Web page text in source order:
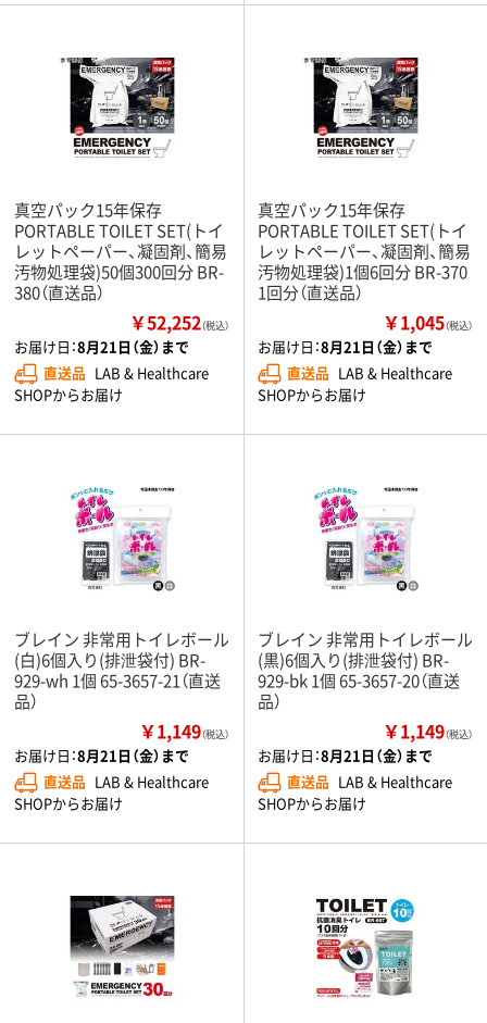
真空パック15年保存
PORTABLE TOILET SET(トイ
レットペーパー、凝固剤、簡易
汚物処理袋)50個300回分 BR-
380（直送品）
￥52,252（税込）
お届け日：8月21日（金）まで
直送品 LAB & Healthcare
SHOPからお届け
真空パック15年保存
PORTABLE TOILET SET(トイ
レットペーパー、凝固剤、簡易
汚物処理袋)1個6回分 BR-370
1回分（直送品）
￥1,045（税込）
お届け日：8月21日（金）まで
直送品 LAB & Healthcare
SHOPからお届け
ブレイン 非常用トイレボール
(白)6個入り(排泄袋付) BR-
929-wh 1個 65-3657-21（直送
品）
￥1,149（税込）
お届け日：8月21日（金）まで
直送品 LAB & Healthcare
SHOPからお届け
ブレイン 非常用トイレボール
(黒)6個入り(排泄袋付) BR-
929-bk 1個 65-3657-20（直送
品）
￥1,149（税込）
お届け日：8月21日（金）まで
直送品 LAB & Healthcare
SHOPからお届け